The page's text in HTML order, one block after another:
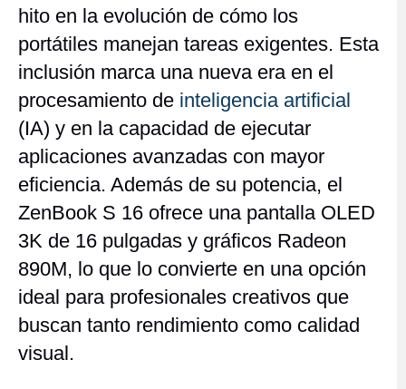
hito en la evolución de cómo los
portátiles manejan tareas exigentes. Esta
inclusión marca una nueva era en el
procesamiento de inteligencia artificial
(IA) y en la capacidad de ejecutar
aplicaciones avanzadas con mayor
eficiencia. Además de su potencia, el
ZenBook S 16 ofrece una pantalla OLED
3K de 16 pulgadas y gráficos Radeon
890M, lo que lo convierte en una opción
ideal para profesionales creativos que
buscan tanto rendimiento como calidad
visual.